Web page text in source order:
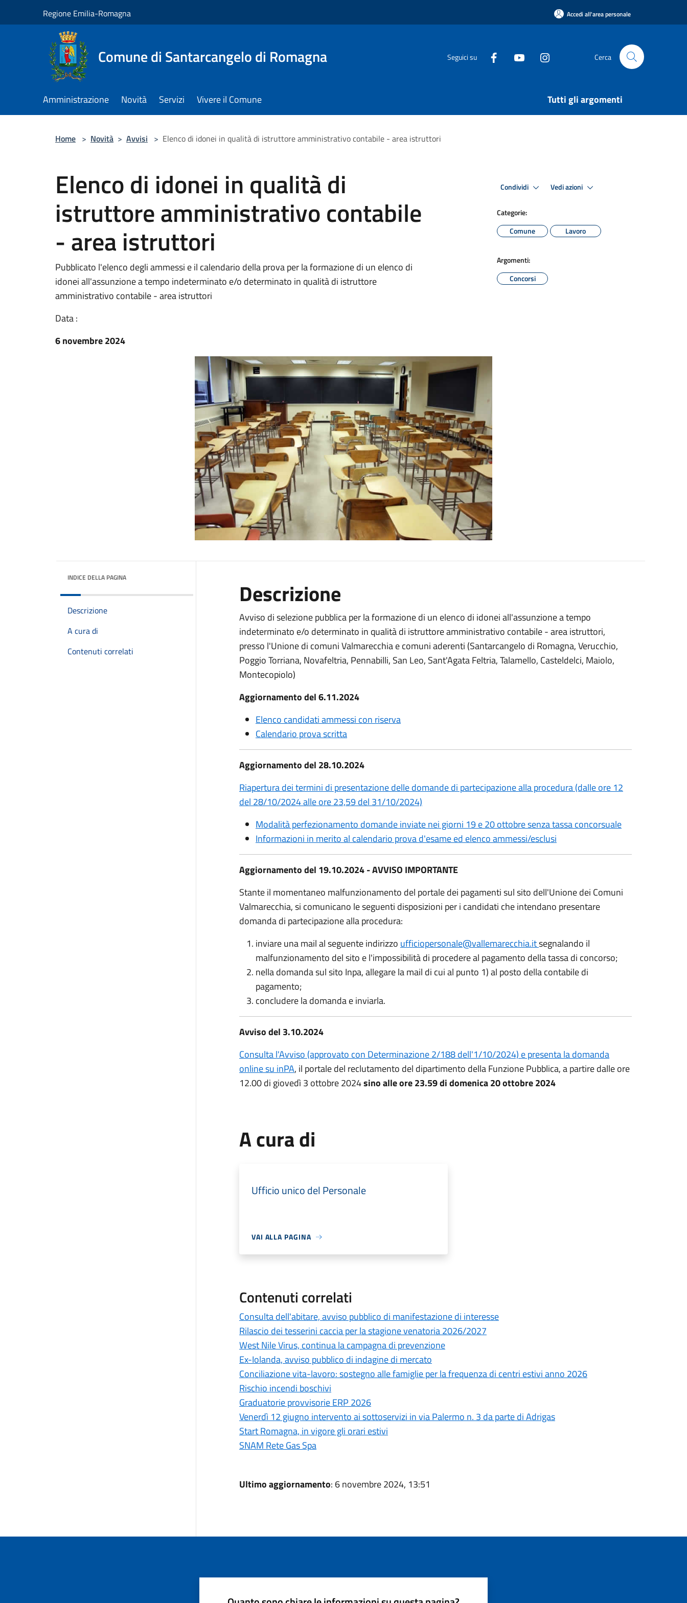
Regione Emilia-Romagna Accedi all'area personale
Comune di Santarcangelo di Romagna Seguici su Cerca
Amministrazione Novità Servizi Vivere il Comune Tutti gli argomenti
Home > Novità > Avvisi > Elenco di idonei in qualità di istruttore amministrativo contabile - area istruttori
Elenco di idonei in qualità di
istruttore amministrativo contabile
- area istruttori
Pubblicato l'elenco degli ammessi e il calendario della prova per la formazione di un elenco di
idonei all'assunzione a tempo indeterminato e/o determinato in qualità di istruttore
amministrativo contabile - area istruttori
Data :
6 novembre 2024
Condividi Vedi azioni
Categorie:
Comune
Lavoro
Argomenti:
Concorsi
INDICE DELLA PAGINA
Descrizione
A cura di
Contenuti correlati
Descrizione
Avviso di selezione pubblica per la formazione di un elenco di idonei all'assunzione a tempo
indeterminato e/o determinato in qualità di istruttore amministrativo contabile - area istruttori,
presso l'Unione di comuni Valmarecchia e comuni aderenti (Santarcangelo di Romagna, Verucchio,
Poggio Torriana, Novafeltria, Pennabilli, San Leo, Sant'Agata Feltria, Talamello, Casteldelci, Maiolo,
Montecopiolo)
Aggiornamento del 6.11.2024
Elenco candidati ammessi con riserva
Calendario prova scritta
Aggiornamento del 28.10.2024
Riapertura dei termini di presentazione delle domande di partecipazione alla procedura (dalle ore 12
del 28/10/2024 alle ore 23,59 del 31/10/2024)
Modalità perfezionamento domande inviate nei giorni 19 e 20 ottobre senza tassa concorsuale
Informazioni in merito al calendario prova d'esame ed elenco ammessi/esclusi
Aggiornamento del 19.10.2024 - AVVISO IMPORTANTE
Stante il momentaneo malfunzionamento del portale dei pagamenti sul sito dell'Unione dei Comuni
Valmarecchia, si comunicano le seguenti disposizioni per i candidati che intendano presentare
domanda di partecipazione alla procedura:
inviare una mail al seguente indirizzo ufficiopersonale@vallemarecchia.itsegnalando il
malfunzionamento del sito e l'impossibilità di procedere al pagamento della tassa di concorso;
nella domanda sul sito Inpa, allegare la mail di cui al punto 1) al posto della contabile di
pagamento;
concludere la domanda e inviarla.
Avviso del 3.10.2024
Consulta l'Avviso (approvato con Determinazione 2/188 dell'1/10/2024) e presenta la domanda
online su inPA, il portale del reclutamento del dipartimento della Funzione Pubblica, a partire dalle ore
12.00 di giovedì 3 ottobre 2024sino alle ore 23.59 di domenica 20 ottobre 2024
A cura di
Ufficio unico del Personale
VAI ALLA PAGINA
Contenuti correlati
Consulta dell'abitare, avviso pubblico di manifestazione di interesse
Rilascio dei tesserini caccia per la stagione venatoria 2026/2027
West Nile Virus, continua la campagna di prevenzione
Ex-Iolanda, avviso pubblico di indagine di mercato
Conciliazione vita-lavoro: sostegno alle famiglie per la frequenza di centri estivi anno 2026
Rischio incendi boschivi
Graduatorie provvisorie ERP 2026
Venerdì 12 giugno intervento ai sottoservizi in via Palermo n. 3 da parte di Adrigas
Start Romagna, in vigore gli orari estivi
SNAM Rete Gas Spa
Ultimo aggiornamento: 6 novembre 2024, 13:51